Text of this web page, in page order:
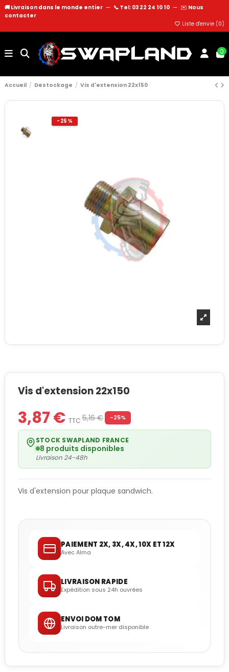
🚚 Livraison dans le monde entier — 📞 Tel: 03 22 24 10 10 — ✉️ Nous
contacter
Liste d'envie (0)
0
Accueil Destockage Vis d'extension 22x150
-25%
Vis d'extension 22x150
3,87 € TTC5,16 € -25%
STOCK SWAPLAND FRANCE
8 produits disponibles
Livraison 24-48h
Vis d'extension pour plaque sandwich.
PAIEMENT 2X, 3X, 4X, 10X ET 12X
Avec Alma
LIVRAISON RAPIDE
Expédition sous 24h ouvrées
ENVOI DOM TOM
Livraison outre-mer disponible